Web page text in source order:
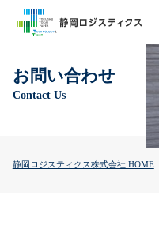
お問い合わせ
Contact Us
静岡ロジスティクス株式会社 HOME